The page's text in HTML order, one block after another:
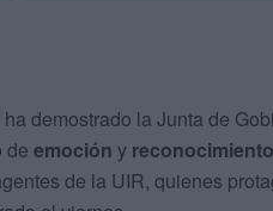
ha demostrado la Junta de
de emoción y reconocimiento
de la UIR, quienes